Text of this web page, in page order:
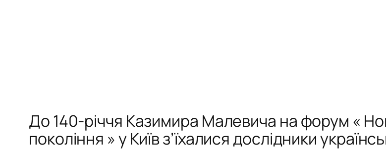
До 140-річчя Казимира Малевича на форум «
покоління » у Київ з’їхалися дослідники